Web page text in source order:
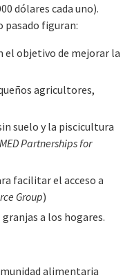
dólares cada uno).
pasado figuran:
el objetivo de mejorar la
agricultores,
suelo y la piscicultura
Partnerships for
facilitar el acceso a
Group)
a los hogares.
alimentaria